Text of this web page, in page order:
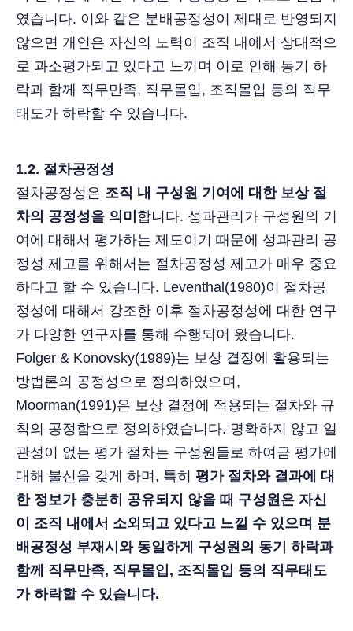
였습니다. 이와 같은 분배공정성이 제대로 반영되지
않으면 개인은 자신의 노력이 조직 내에서 상대적으
로 과소평가되고 있다고 느끼며 이로 인해 동기 하
락과 함께 직무만족, 직무몰입, 조직몰입 등의 직무
태도가 하락할 수 있습니다.
1.2. 절차공정성
절차공정성은 조직 내 구성원 기여에 대한 보상 절
차의 공정성을 의미 합니다. 성과관리가 구성원의 기
여에 대해서 평가하는 제도이기 때문에 성과관리 공
정성 제고를 위해서는 절차공정성 제고가 매우 중요
하다고 할 수 있습니다. Leventhal(1980)이 절차공
정성에 대해서 강조한 이후 절차공정성에 대한 연구
가 다양한 연구자를 통해 수행되어 왔습니다.
Folger & Konovsky(1989)는 보상 결정에 활용되는
방법론의 공정성으로 정의하였으며,
Moorman(1991)은 보상 결정에 적용되는 절차와 규
칙의 공정함으로 정의하였습니다. 명확하지 않고 일
관성이 없는 평가 절차는 구성원들로 하여금 평가에
대해 불신을 갖게 하며, 특히 평가 절차와 결과에 대
한 정보가 충분히 공유되지 않을 때 구성원은 자신
이 조직 내에서 소외되고 있다고 느낄 수 있으며 분
배공정성 부재시와 동일하게 구성원의 동기 하락과
함께 직무만족, 직무몰입, 조직몰입 등의 직무태도
가 하락할 수 있습니다.